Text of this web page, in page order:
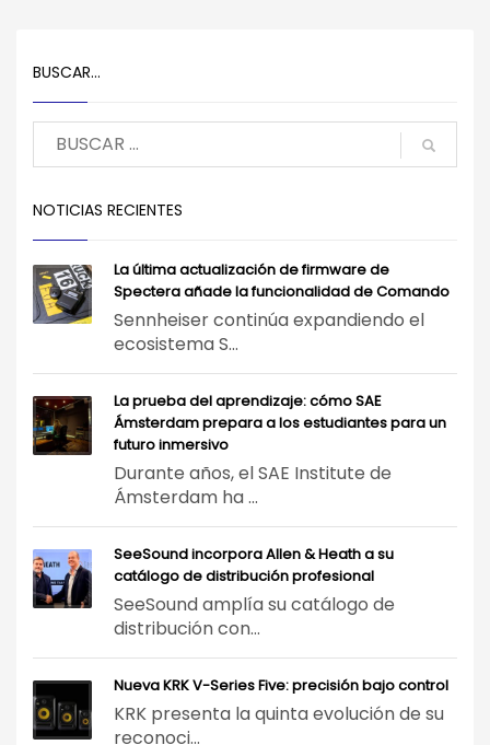
BUSCAR…
NOTICIAS RECIENTES
La última actualización de firmware de
Spectera añade la funcionalidad de Comando
Sennheiser continúa expandiendo el
ecosistema S...
La prueba del aprendizaje: cómo SAE
Ámsterdam prepara a los estudiantes para un
futuro inmersivo
Durante años, el SAE Institute de
Ámsterdam ha ...
SeeSound incorpora Allen & Heath a su
catálogo de distribución profesional
SeeSound amplía su catálogo de
distribución con...
Nueva KRK V-Series Five: precisión bajo control
KRK presenta la quinta evolución de su
reconoci...